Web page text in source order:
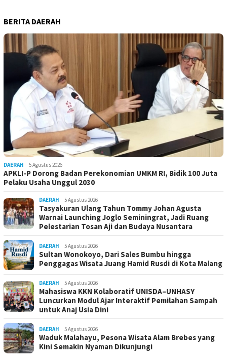
BERITA DAERAH
DAERAH 5 Agustus 2026
APKLI-P Dorong Badan Perekonomian UMKM RI, Bidik 100 Juta
Pelaku Usaha Unggul 2030
DAERAH 5 Agustus 2026
Tasyakuran Ulang Tahun Tommy Johan Agusta
Warnai Launching Joglo Seminingrat, Jadi Ruang
Pelestarian Tosan Aji dan Budaya Nusantara
DAERAH 5 Agustus 2026
Sultan Wonokoyo, Dari Sales Bumbu hingga
Penggagas Wisata Juang Hamid Rusdi di Kota Malang
DAERAH 5 Agustus 2026
Mahasiswa KKN Kolaboratif UNISDA–UNHASY
Luncurkan Modul Ajar Interaktif Pemilahan Sampah
untuk Anaj Usia Dini
DAERAH 5 Agustus 2026
Waduk Malahayu, Pesona Wisata Alam Brebes yang
Kini Semakin Nyaman Dikunjungi